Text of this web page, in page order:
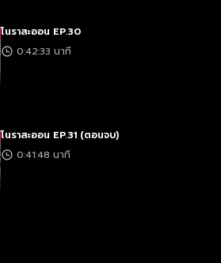
โนราสะออน EP.30
0:42:33 นาที
โนราสะออน EP.31 (ตอนจบ)
0:41:48 นาที